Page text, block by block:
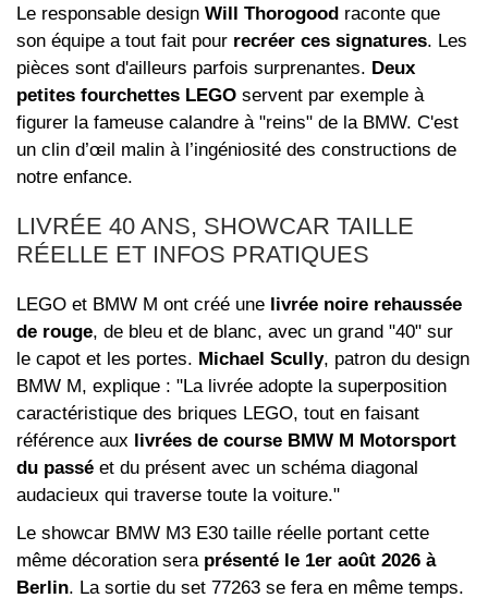
Le responsable design Will Thorogood raconte que
son équipe a tout fait pour recréer ces signatures. Les
pièces sont d'ailleurs parfois surprenantes. Deux
petites fourchettes LEGO servent par exemple à
figurer la fameuse calandre à "reins" de la BMW. C'est
un clin d’œil malin à l’ingéniosité des constructions de
notre enfance.
LIVRÉE 40 ANS, SHOWCAR TAILLE
RÉELLE ET INFOS PRATIQUES
LEGO et BMW M ont créé une livrée noire rehaussée
de rouge, de bleu et de blanc, avec un grand "40" sur
le capot et les portes. Michael Scully, patron du design
BMW M, explique : "La livrée adopte la superposition
caractéristique des briques LEGO, tout en faisant
référence aux
livrées de course BMW M Motorsport
du passé et du présent avec un schéma diagonal
audacieux qui traverse toute la voiture."
Le showcar BMW M3 E30 taille réelle portant cette
même décoration sera présenté le 1er août 2026 à
Berlin. La sortie du set 77263 se fera en même temps.